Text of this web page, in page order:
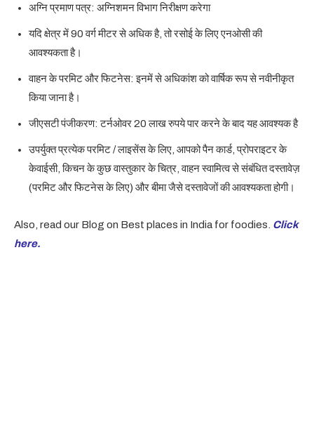
अग्नि प्रमाण पत्र: अग्निशमन विभाग निरीक्षण करेगा
यदि क्षेत्र में 90 वर्ग मीटर से अधिक है, तो रसोई के लिए एनओसी की
आवश्यकता है।
वाहन के परमिट और फिटनेस: इनमें से अधिकांश को वार्षिक रूप से नवीनीकृत
किया जाना है।
जीएसटी पंजीकरण: टर्नओवर 20 लाख रुपये पार करने के बाद यह आवश्यक है
उपर्युक्त प्रत्येक परमिट / लाइसेंस के लिए, आपको पैन कार्ड, प्रोपराइटर के
केवाईसी, किचन के कुछ वास्तुकार के चित्र, वाहन स्वामित्व से संबंधित दस्तावेज़
(परमिट और फिटनेस के लिए) और बीमा जैसे दस्तावेजों की आवश्यकता होगी।
Also, read our Blog on Best places in India for foodies. Click
here.